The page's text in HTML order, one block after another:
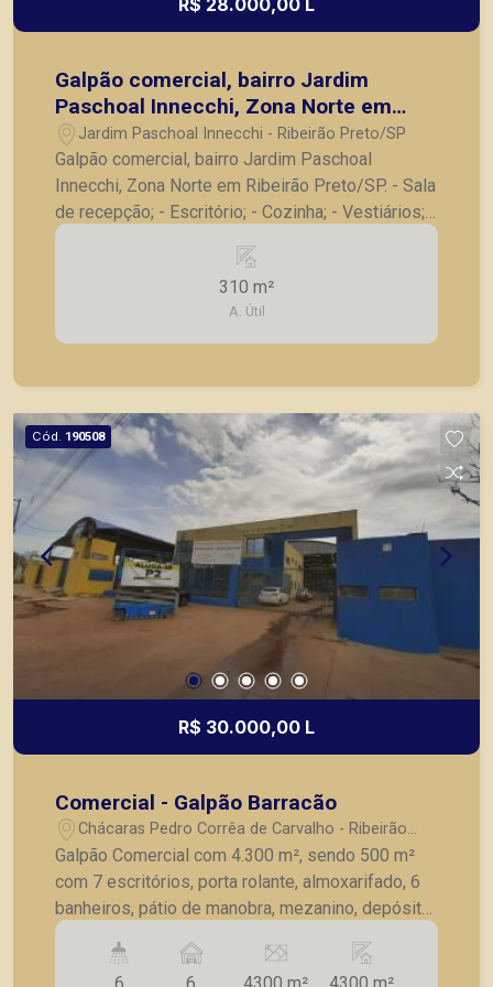
R$ 28.000,00 L
Galpão comercial, bairro Jardim
Paschoal Innecchi, Zona Norte em
Ribeirão Preto/SP.
Jardim Paschoal Innecchi - Ribeirão Preto/SP
Galpão comercial, bairro Jardim Paschoal
Innecchi, Zona Norte em Ribeirão Preto/SP. - Sala
de recepção; - Escritório; - Cozinha; - Vestiários; -
2 docas; - Pé direito de 12m². A Piramid tem
como objetivo atender seus clientes com
agilidade e segurança, em locação, vendas de
imóveis prontos, usados ou mesmo nos
principais lançamentos da cidade de Ribeirão
310 m²
A. Útil
Cód. 190508
R$ 30.000,00 L
Comercial - Galpão Barracão
Chácaras Pedro Corrêa de Carvalho - Ribeirão
Preto/SP
Galpão Comercial com 4.300 m², sendo 500 m²
com 7 escritórios, porta rolante, almoxarifado, 6
banheiros, pátio de manobra, mezanino, depósito,
docas, copa, plataforma de embarque, salas
mobiliadas, ar condicionado, copa, sistema de